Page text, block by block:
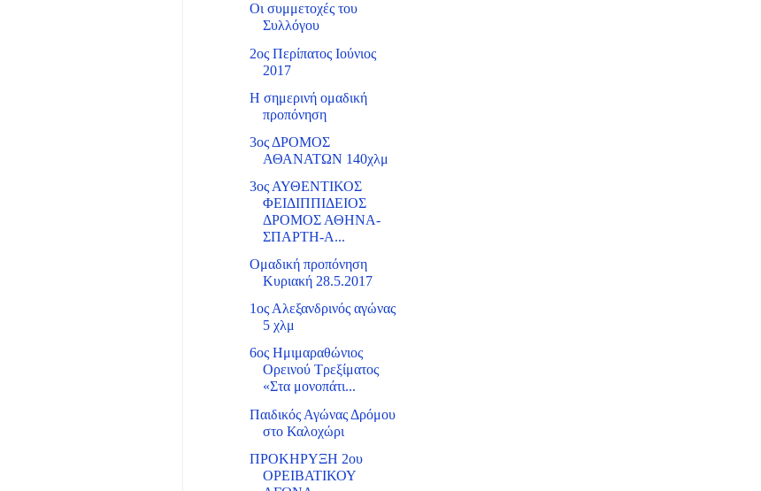
Οι συμμετοχές του
Συλλόγου
2ος Περίπατος Ιούνιος
2017
Η σημερινή ομαδική
προπόνηση
3ος ΔΡΟΜΟΣ
ΑΘΑΝΑΤΩΝ 140χλμ
3ος ΑΥΘΕΝΤΙΚΟΣ
ΦΕΙΔΙΠΠΙΔΕΙΟΣ
ΔΡΟΜΟΣ ΑΘΗΝΑ-
ΣΠΑΡΤΗ-Α...
Ομαδική προπόνηση
Κυριακή 28.5.2017
1ος Αλεξανδρινός αγώνας
5 χλμ
6ος Ημιμαραθώνιος
Ορεινού Τρεξίματος
«Στα μονοπάτι...
Παιδικός Αγώνας Δρόμου
στο Καλοχώρι
ΠΡΟΚΗΡΥΞΗ 2ου
ΟΡΕΙΒΑΤΙΚΟΥ